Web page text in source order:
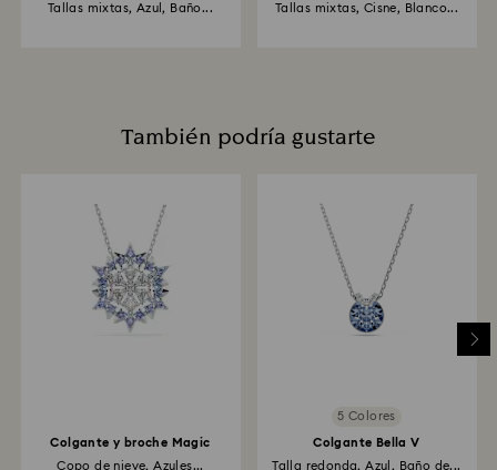
Tallas mixtas, Azul, Baño...
Tallas mixtas, Cisne, Blanco...
También podría gustarte
Colgante y broche Magic
Copo de nieve, Azules...
5 Colores
Colgante Bella V
Talla redonda, Azul, Baño de...